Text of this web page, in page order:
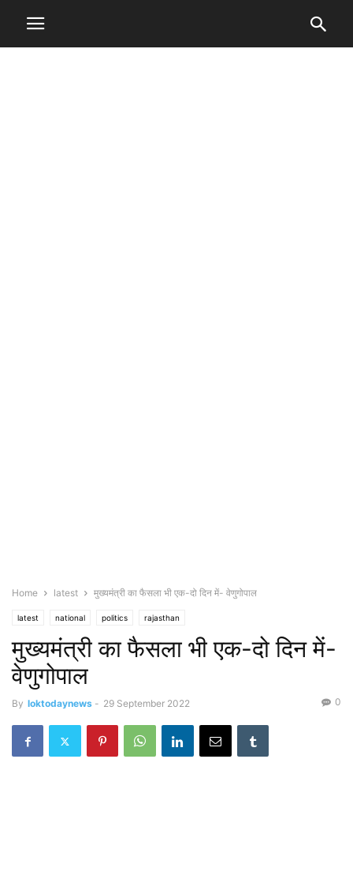
Home latest मुख्यमंत्री का फैसला भी एक-दो दिन में- वेणुगोपाल
latest national politics rajasthan
मुख्यमंत्री का फैसला भी एक-दो दिन में-
वेणुगोपाल
By loktodaynews - 29 September 2022 0